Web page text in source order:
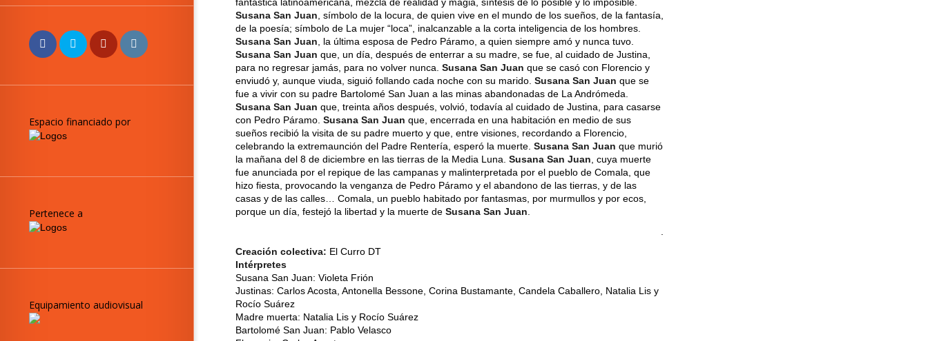
Espacio financiado por
Pertenece a
Equipamiento audiovisual
Susana San Juan , símbolo de la locura, de quien vive en el mundo de los sueños, de la fantasía,
de la poesía; símbolo de La mujer “loca”, inalcanzable a la corta inteligencia de los hombres.
Susana San Juan , la última esposa de Pedro Páramo, a quien siempre amó y nunca tuvo.
Susana San Juan que, un día, después de enterrar a su madre, se fue, al cuidado de Justina,
para no regresar jamás, para no volver nunca. Susana San Juan que se casó con Florencio y
enviudó y, aunque viuda, siguió follando cada noche con su marido. Susana San Juan que se
fue a vivir con su padre Bartolomé San Juan a las minas abandonadas de La Andrómeda.
Susana San Juan que, treinta años después, volvió, todavía al cuidado de Justina, para casarse
con Pedro Páramo. Susana San Juan que, encerrada en una habitación en medio de sus
sueños recibió la visita de su padre muerto y que, entre visiones, recordando a Florencio,
celebrando la extremaunción del Padre Rentería, esperó la muerte. Susana San Juan que murió
la mañana del 8 de diciembre en las tierras de la Media Luna. Susana San Juan , cuya muerte
fue anunciada por el repique de las campanas y malinterpretada por el pueblo de Comala, que
hizo fiesta, provocando la venganza de Pedro Páramo y el abandono de las tierras, y de las
casas y de las calles… Comala, un pueblo habitado por fantasmas, por murmullos y por ecos,
porque un día, festejó la libertad y la muerte de Susana San Juan
Creación colectiva: El Curro DT
Intérpretes
Susana San Juan: Violeta Frión
Justinas: Carlos Acosta, Antonella Bessone, Corina Bustamante, Candela Caballero, Natalia Lis y
Rocío Suárez
Madre muerta: Natalia Lis y Rocío Suárez
Bartolomé San Juan: Pablo Velasco